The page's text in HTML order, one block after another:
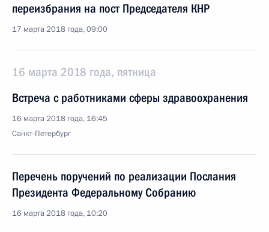
переизбрания на пост Председателя КНР
17 марта 2018 года, 09:00
16 марта 2018 года, пятница
Встреча с работниками сферы здравоохранения
16 марта 2018 года, 16:45
Санкт-Петербург
Перечень поручений по реализации Послания
Президента Федеральному Собранию
16 марта 2018 года, 10:20